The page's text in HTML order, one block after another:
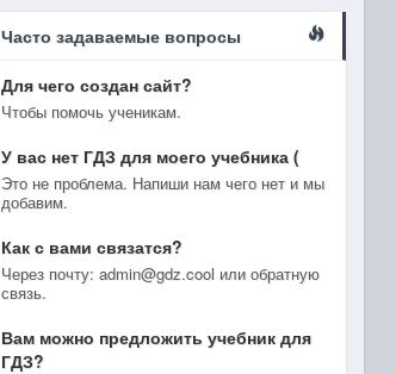
Часто задаваемые вопросы
Для чего создан сайт?
Чтобы помочь ученикам.
У вас нет ГДЗ для моего учебника (
Это не проблема. Напиши нам чего нет и мы
добавим.
Как с вами связатся?
Через почту: admin@gdz.cool или обратную
связь.
Вам можно предложить учебник для
ГДЗ?